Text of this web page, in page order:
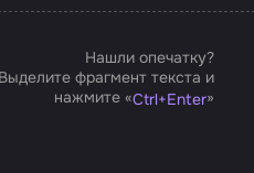
Нашли опечатку?
Выделите фрагмент текста и
нажмите «Ctrl+Enter»